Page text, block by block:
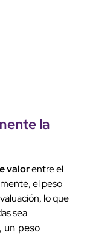
la
valorentre el
el peso
lo que
sea
un peso